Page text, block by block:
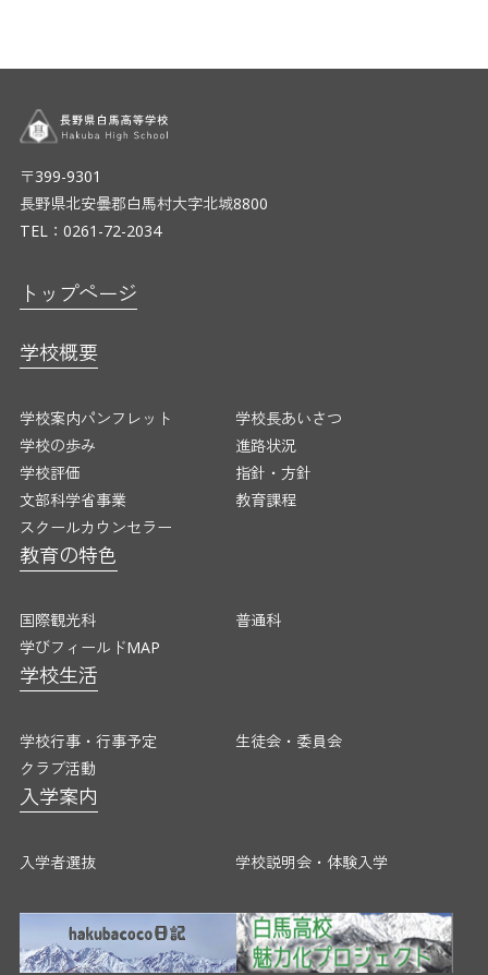
〒399-9301
長野県北安曇郡白馬村大字北城8800
TEL：0261-72-2034
トップページ
学校概要
学校案内パンフレット
学校長あいさつ
学校の歩み
進路状況
学校評価
指針・方針
文部科学省事業
教育課程
スクールカウンセラー
教育の特色
国際観光科
普通科
学びフィールドMAP
学校生活
学校行事・行事予定
生徒会・委員会
クラブ活動
入学案内
入学者選抜 学校説明会・体験入学